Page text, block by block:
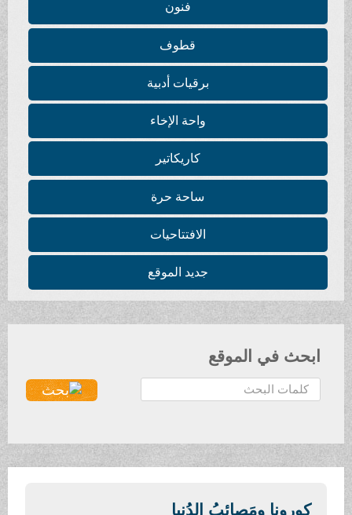
فنون
قطوف
برقيات أدبية
واحة الإخاء
كاريكاتير
ساحة حرة
الافتتاحيات
جديد الموقع
ابحث في الموقع
ح
ث
كورونا ومَصائِبُ الدُنيا